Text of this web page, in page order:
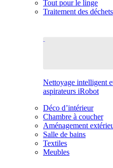
Tout pour le linge
Traitement des déchets
Nettoyage intelligent
aspirateurs iRobot
Déco d’intérieur
Chambre à coucher
Aménagement
Salle de bains
Textiles
Meubles